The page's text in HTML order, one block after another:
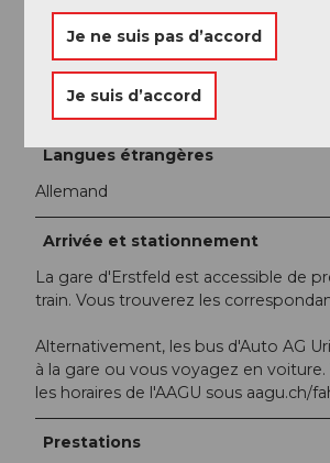
Temps libre
Modes de paiement
Entrée gratuite
Langues étrangères
Allemand
Arrivée et stationnement
La gare d'Erstfeld est accessible de
train. Vous trouverez les
Alternativement, les bus d'Auto AG
à la gare ou vous voyagez en
les horaires de l'AAGU sous aagu.ch/
Prestations
Je ne suis pas d’accord
Je suis d’accord